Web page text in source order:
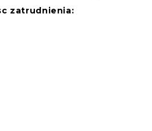
zatrudnienia: